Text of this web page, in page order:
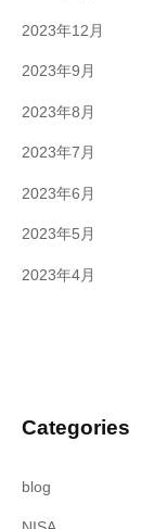
2023年12月
2023年9月
2023年8月
2023年7月
2023年6月
2023年5月
2023年4月
Categories
blog